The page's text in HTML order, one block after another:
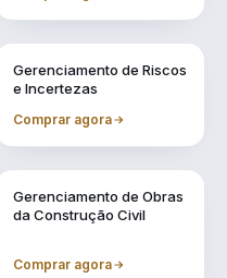
Gerenciamento de Riscos
e Incertezas
Comprar agora
Gerenciamento de Obras
da Construção Civil
Comprar agora